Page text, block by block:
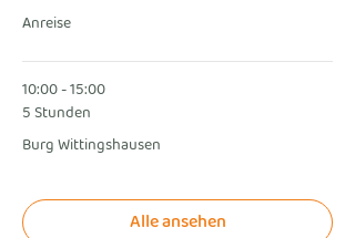
Anreise
10:00 - 15:00
5 Stunden
Burg Wittingshausen
Alle ansehen